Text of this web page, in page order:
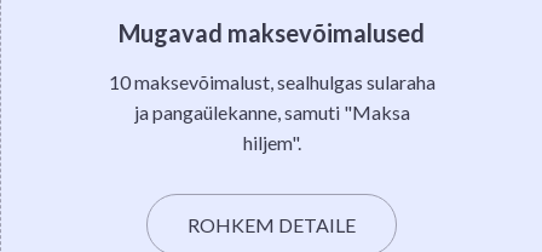
Mugavad maksevõimalused
10 maksevõimalust, sealhulgas sularaha
ja pangaülekanne, samuti "Maksa
hiljem".
ROHKEM DETAILE